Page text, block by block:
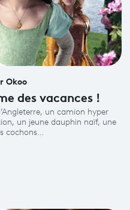
Okoo
des vacances !
un camion hyper
un jeune dauphin naïf, une
cochons…